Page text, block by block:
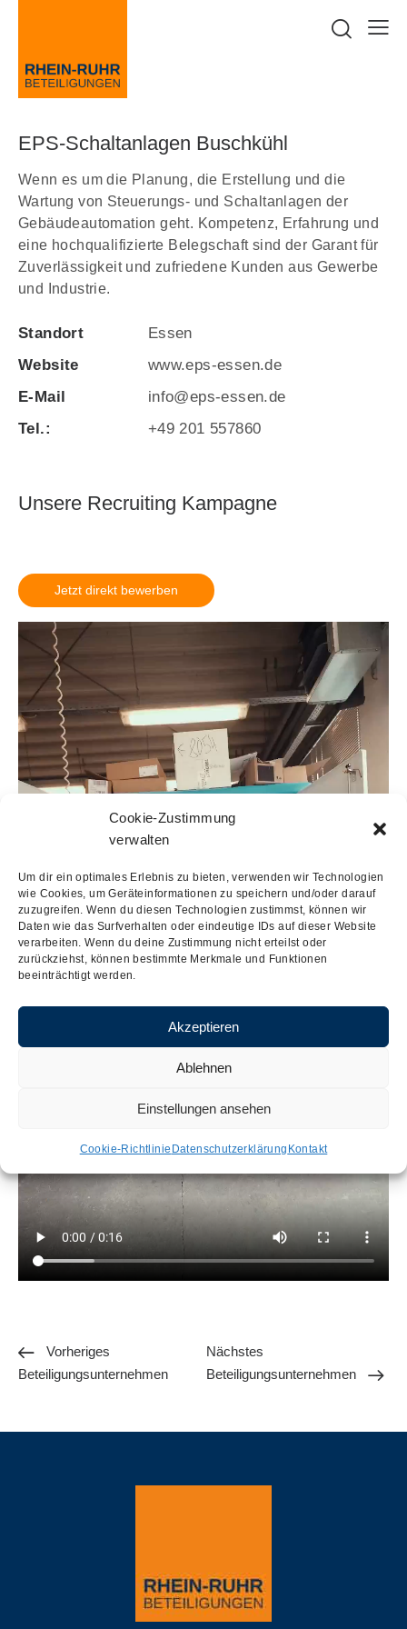
Cookie-Zustimmung
verwalten
Um dir ein optimales Erlebnis zu bieten, verwenden wir Technologien
wie Cookies, um Geräteinformationen zu speichern und/oder darauf
zuzugreifen. Wenn du diesen Technologien zustimmst, können wir
Daten wie das Surfverhalten oder eindeutige IDs auf dieser Website
verarbeiten. Wenn du deine Zustimmung nicht erteilst oder
zurückziehst, können bestimmte Merkmale und Funktionen
beeinträchtigt werden.
Akzeptieren
Ablehnen
Einstellungen ansehen
Cookie-Richtlinie Datenschutzerklärung Kontakt
EPS-Schaltanlagen Buschkühl
Wenn es um die Planung, die Erstellung und die
Wartung von Steuerungs- und Schaltanlagen der
Gebäudeautomation geht. Kompetenz, Erfahrung und
eine hochqualifizierte Belegschaft sind der Garant für
Zuverlässigkeit und zufriedene Kunden aus Gewerbe
und Industrie.
Standort
Essen
Website
www.eps-essen.de
E-Mail
info@eps-essen.de
Tel.:
+49 201 557860
Unsere Recruiting Kam­pagne
Jetzt direkt bewerben
Vorheriges
Beteiligungsunternehmen
Nächstes
Beteiligungsunternehmen